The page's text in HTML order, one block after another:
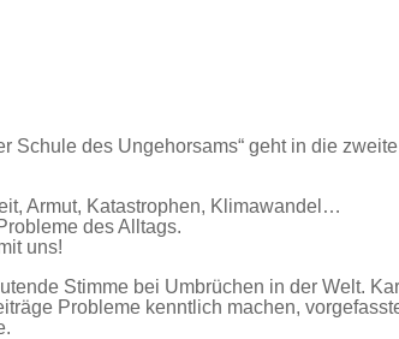
Schule des Ungehorsams“ geht in die
Armut, Katastrophen, Klimawandel…
des Alltags.
uns!
Stimme bei Umbrüchen in der Welt.
Probleme kenntlich machen,